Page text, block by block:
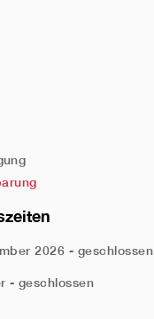
2026 - geschlossen
- geschlossen